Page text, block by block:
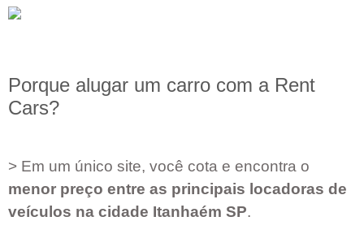
Porque alugar um carro com a Rent
Cars?
> Em um único site, você cota e encontra o
menor preço entre as principais locadoras de
veículos na cidade Itanhaém SP.